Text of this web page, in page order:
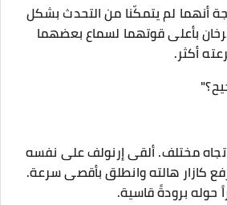
أنهما لم يتمكّنا من التحدث بشكل
بأعلى قوتهما لسماع بعضهما
أكثر.
مختلف. ألقى إرنولف على نفسه
رفع كازار هالته وانطلق بأقصى سرعة.
حوله برودةً قاسية.